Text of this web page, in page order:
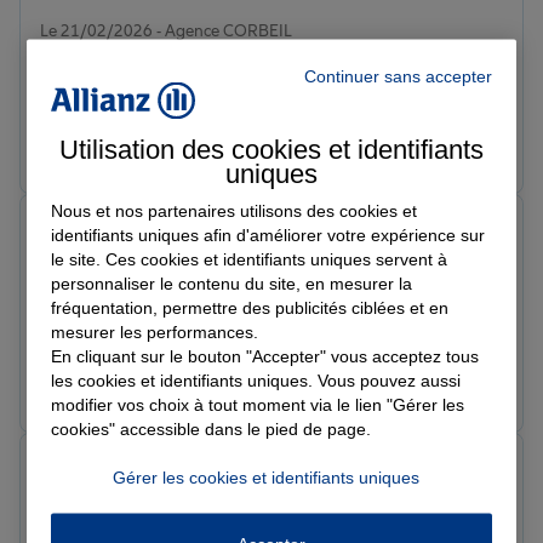
Le 21/02/2026 - Agence CORBEIL
agence. Ma conseillère Nathalie a toujours répondu
présente à mes demandes. Je recommande ALLIANZ
Corbeil, vous serez bien accompagné et bien
renseigné.
Prendre un RDV Voir l'agence
Le 19/02/2026 - Agence CORBEIL
Je recommande vivement l'agence Allianz de David
TISSEAU. Un grand merci à Nathalie qui a été d'une
efficacité remarquable. Réactive, professionnelle et
toujours disponible, elle a su répondre à toutes nos
demandes avec rapidité et précision. Bravo à toute
l'équipe !
Valoux P.
Prendre un RDV Voir l'agence
Note de 5 sur 5
Le 19/02/2026 - Agence CORBEIL
Je suis très satisfaite de mon assurance Allianz !
Continuer sans accepter
Utilisation des cookies et identifiants
uniques
Nous et nos partenaires utilisons des cookies et
identifiants uniques afin d'améliorer votre expérience sur
le site. Ces cookies et identifiants uniques servent à
personnaliser le contenu du site, en mesurer la
fréquentation, permettre des publicités ciblées et en
mesurer les performances.
En cliquant sur le bouton "Accepter" vous acceptez tous
les cookies et identifiants uniques. Vous pouvez aussi
modifier vos choix à tout moment via le lien "Gérer les
cookies" accessible dans le pied de page.
Gérer les cookies et identifiants uniques